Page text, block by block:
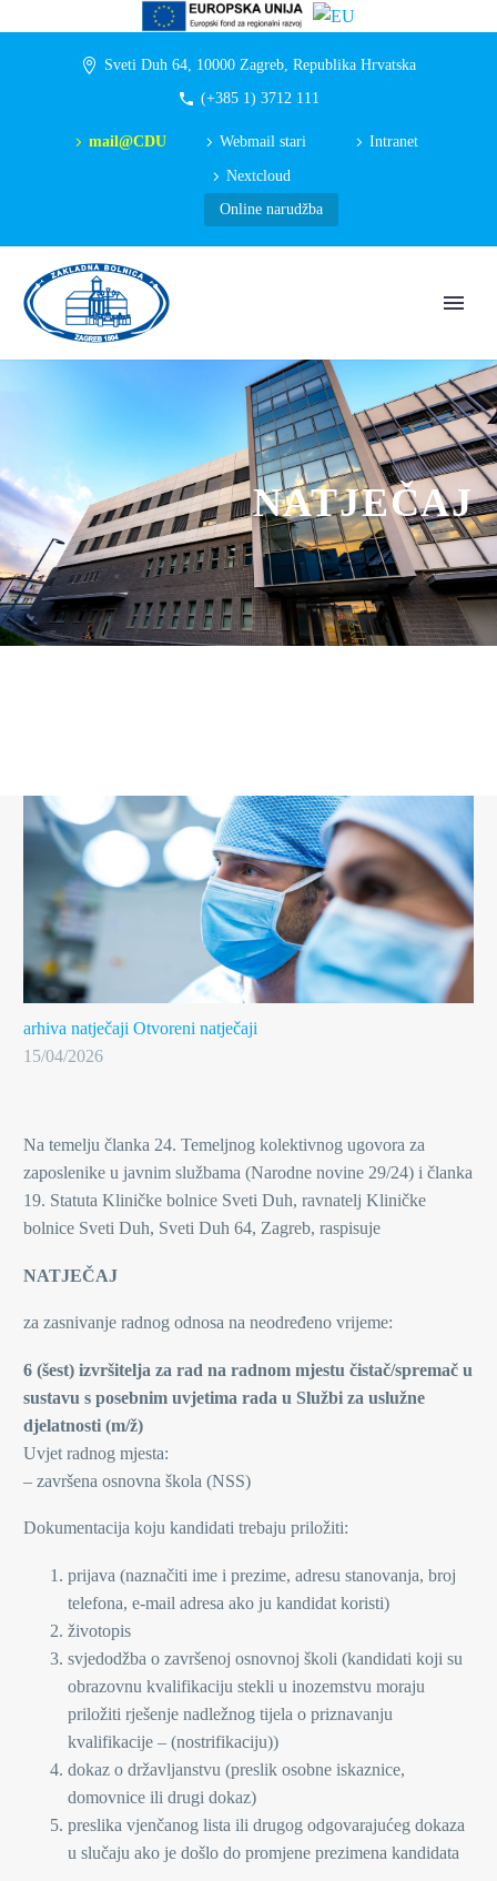
Sveti Duh 64, 10000 Zagreb, Republika Hrvatska
(+385 1) 3712 111
mail@CDU Webmail stari Intranet
Nextcloud
Online narudžba
NATJEČAJ
arhiva natječaji Otvoreni natječaji
15/04/2026
Na temelju članka 24. Temeljnog kolektivnog ugovora za
zaposlenike u javnim službama (Narodne novine 29/24) i članka
19. Statuta Kliničke bolnice Sveti Duh, ravnatelj Kliničke
bolnice Sveti Duh, Sveti Duh 64, Zagreb, raspisuje
NATJEČAJ
za zasnivanje radnog odnosa na neodređeno vrijeme:
6 (šest) izvršitelja za rad na radnom mjestu čistač/spremač u
sustavu s posebnim uvjetima rada u Službi za uslužne
djelatnosti (m/ž)
Uvjet radnog mjesta:
– završena osnovna škola (NSS)
Dokumentacija koju kandidati trebaju priložiti:
prijava (naznačiti ime i prezime, adresu stanovanja, broj
telefona, e-mail adresa ako ju kandidat koristi)
životopis
svjedodžba o završenoj osnovnoj školi (kandidati koji su
obrazovnu kvalifikaciju stekli u inozemstvu moraju
priložiti rješenje nadležnog tijela o priznavanju
kvalifikacije – (nostrifikaciju))
dokaz o državljanstvu (preslik osobne iskaznice,
domovnice ili drugi dokaz)
preslika vjenčanog lista ili drugog odgovarajućeg dokaza
u slučaju ako je došlo do promjene prezimena kandidata